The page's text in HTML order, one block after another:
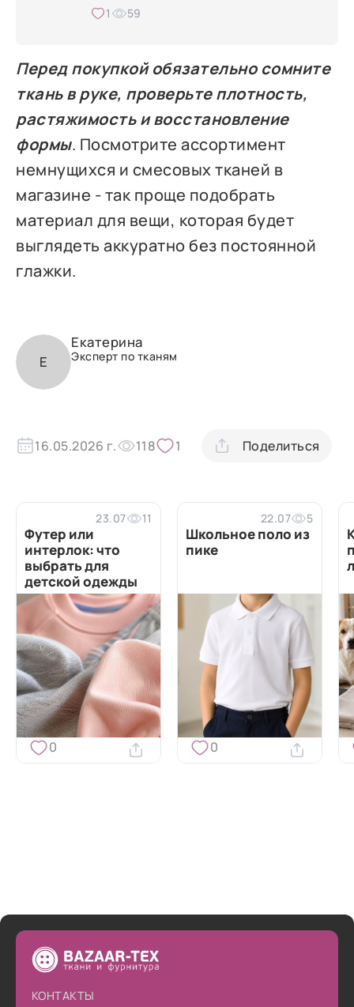
1 59
Перед покупкой обязательно сомните
ткань в руке, проверьте плотность,
растяжимость и восстановление
формы. Посмотрите ассортимент
немнущихся и смесовых тканей в
магазине - так проще подобрать
материал для вещи, которая будет
выглядеть аккуратно без постоянной
глажки.
Е
Екатерина
Эксперт по тканям
16.05.2026 г. 118 1 Поделиться
23.07 11
Футер или
интерлок: что
выбрать для
детской одежды
0
22.07 5
Школьное поло из
пике
0
КОНТАКТЫ